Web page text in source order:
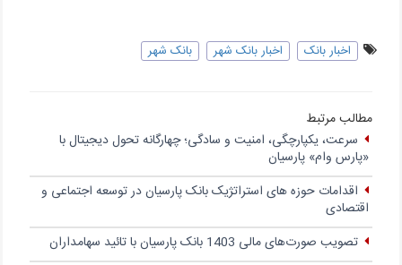
اخبار بانک اخبار بانک شهر بانک شهر
مطالب مرتبط
سرعت، یکپارچگی، امنیت و سادگی؛ چهار‌گانه تحول دیجیتال با
«پارس وام» پارسیان
اقدامات حوزه های استراتژیک بانک پارسیان در توسعه اجتماعی و
اقتصادی
تصویب صورت‌های مالی 1403 بانک پارسیان با تائید سهامداران